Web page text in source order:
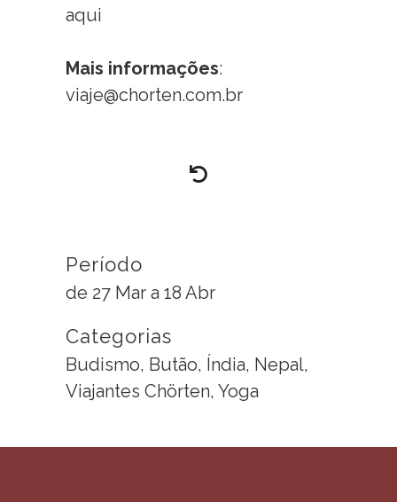
aqui
Mais informações:
viaje@chorten.com.br
Período
de 27 Mar a 18 Abr
Categorias
Budismo, Butão, Índia, Nepal,
Viajantes Chörten, Yoga